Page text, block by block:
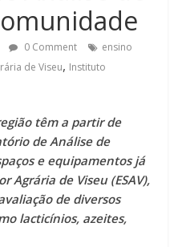
0 Comment
ensino
de Viseu, Instituto
têm a partir de
de Análise de
e equipamentos já
Agrária de Viseu (ESAV),
de diversos
lacticínios, azeites,